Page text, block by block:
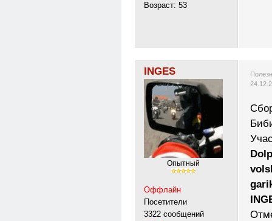
Возраст: 53
INGES
Опытный
Оффлайн
Посетители
3322 сообщений